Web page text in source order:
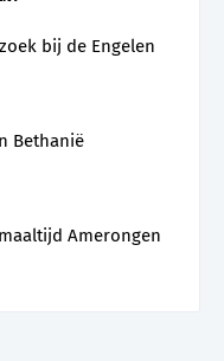
bij de Engelen
Bethanië
Amerongen